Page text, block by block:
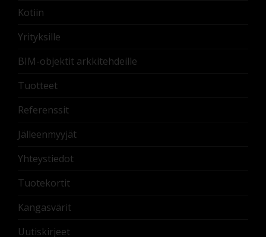
Kotiin
Yrityksille
BIM-objektit arkkitehdeille
Tuotteet
Referenssit
Jälleenmyyjät
Yhteystiedot
Tuotekortit
Kangasvärit
Uutiskirjeet